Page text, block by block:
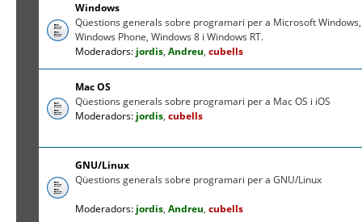
Windows
Qüestions generals sobre programari per a Microsoft Windows,
Windows Phone, Windows 8 i Windows RT.
Moderadors: jordis,Andreu,cubells
Mac OS
Qüestions generals sobre programari per a Mac OS i iOS
Moderadors: jordis,cubells
GNU/Linux
Qüestions generals sobre programari per a GNU/Linux
Moderadors: jordis,Andreu,cubells